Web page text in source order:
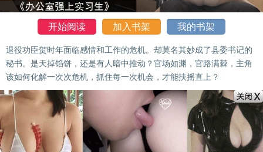
开始阅读 加入书架 我的书架
退役功臣贺时年面临感情和工作的危机。却莫名其妙成了县委书记的
秘书。是天掉馅饼，还是有人暗中推动？官场如渊，官路满棘，主角
该如何化解一次次危机，抓住每一次机会，才能扶摇直上？